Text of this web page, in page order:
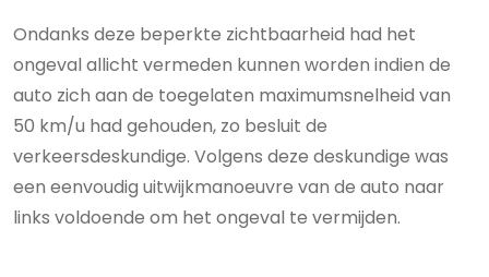
Ondanks deze beperkte zichtbaarheid had het
ongeval allicht vermeden kunnen worden indien de
auto zich aan de toegelaten maximumsnelheid van
50 km/u had gehouden, zo besluit de
verkeersdeskundige. Volgens deze deskundige was
een eenvoudig uitwijkmanoeuvre van de auto naar
links voldoende om het ongeval te vermijden.